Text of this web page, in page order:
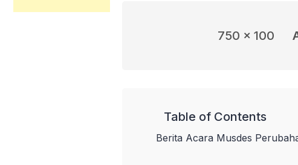
750 x 100
Table of Contents
Berita Acara Musdes